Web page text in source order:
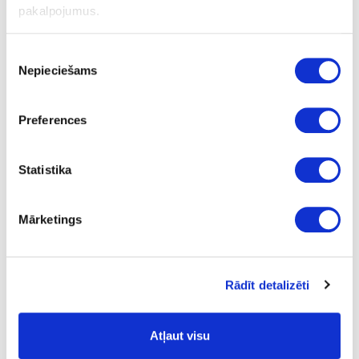
pakalpojumus.
izvēle
Nepieciešams
Preferences
Statistika
Mārketings
Rādīt detalizēti
Atļaut visu
17.21